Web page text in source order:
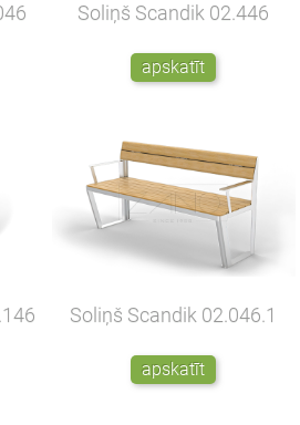
Soliņš Scandik 02.446
apskatīt
Soliņš Scandik 02.046.1
apskatīt